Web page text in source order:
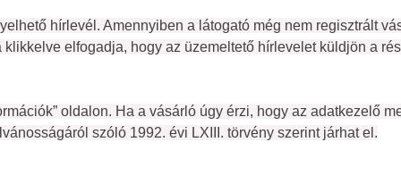
hírlevél. Amennyiben a látogató még nem regisztrált
elfogadja, hogy az üzemeltető hírlevelet küldjön a
oldalon. Ha a vásárló úgy érzi, hogy az adatkezelő
szóló 1992. évi LXIII. törvény szerint járhat el.